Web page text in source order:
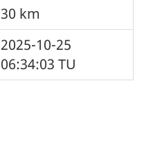
30 km
2025-10-25
06:34:03 TU